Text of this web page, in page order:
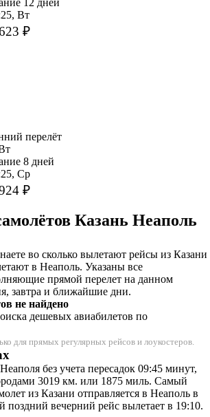
Вт
₽
перелёт
8 дней
Ср
₽
Казань Неаполь
во сколько вылетают рейсы из Казани
в Неаполь. Указаны все
прямой перелет на данном
завтра и ближайшие дни.
не найдено
дешевых авиабилетов по
для прямых регулярных рейсов и лоукостеров.
без учета пересадок 09:45 минут,
3019 км. или 1875 миль. Самый
из Казани отправляется в Неаполь в
вечерний рейс вылетает в 19:10.